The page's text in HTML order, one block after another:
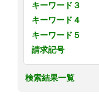
キーワード３
キーワード４
キーワード５
請求記号
検索結果一覧